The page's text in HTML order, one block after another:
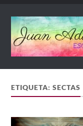
ETIQUETA:SECTAS